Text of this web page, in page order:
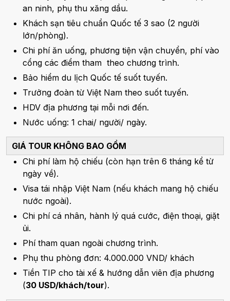
an ninh, phụ thu xăng dầu.
Khách sạn tiêu chuẩn Quốc tế 3 sao (2 người
lớn/phòng).
Chi phí ăn uống, phương tiện vận chuyển, phí vào
cổng các điểm tham theo chương trình.
Bảo hiểm du lịch Quốc tế suốt tuyến.
Trưởng đoàn từ Việt Nam theo suốt tuyến.
HDV địa phương tại mỗi nơi đến.
Nước uống: 1 chai/ người/ ngày.
GIÁ TOUR KHÔNG BAO GỒM
Chi phí làm hộ chiếu (còn hạn trên 6 tháng kể từ
ngày về).
Visa tái nhập Việt Nam (nếu khách mang hộ chiếu
nước ngoài).
Chi phí cá nhân, hành lý quá cước, điện thoại, giặt
ủi.
Phí tham quan ngoài chương trình.
Phụ thu phòng đơn: 4.000.000 VND/ khách
Tiền TIP cho tài xế & hướng dẫn viên địa phương
(30 USD/khách/tour).